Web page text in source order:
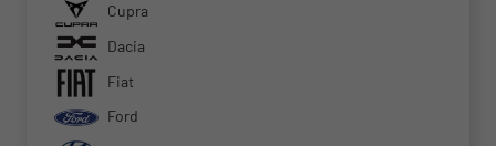
Cupra
Dacia
Fiat
Ford